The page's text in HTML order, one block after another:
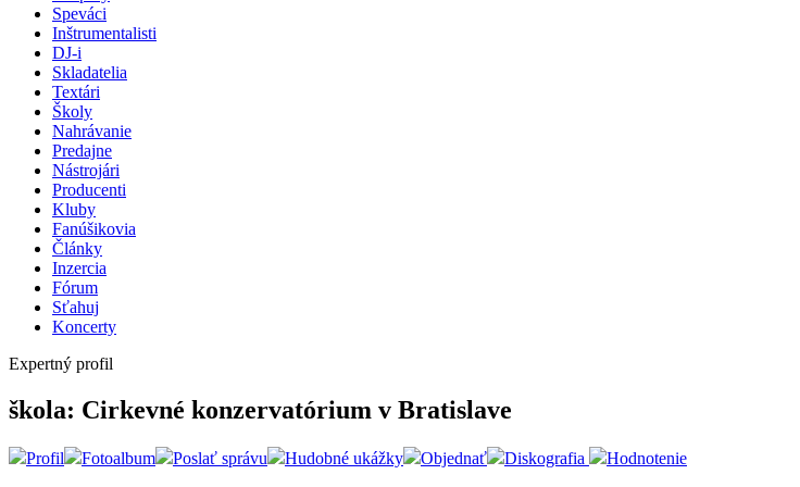
Speváci
Inštrumentalisti
DJ-i
Skladatelia
Textári
Školy
Nahrávanie
Predajne
Nástrojári
Producenti
Kluby
Fanúšikovia
Články
Inzercia
Fórum
Sťahuj
Koncerty
Expertný profil
škola: Cirkevné konzervatórium v Bratislave
Profil Fotoalbum Poslať správu Hudobné ukážky Objednať Diskografia Hodnotenie